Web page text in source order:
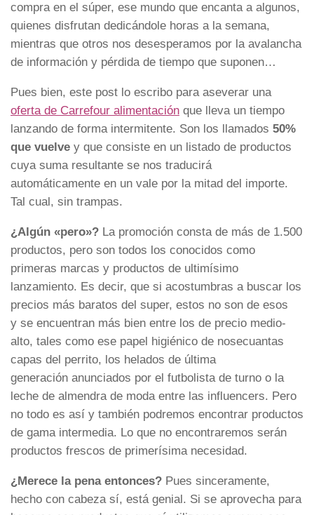
compra en el súper, ese mundo que encanta a algunos,
quienes disfrutan dedicándole horas a la semana,
mientras que otros nos desesperamos por la avalancha
de información y pérdida de tiempo que suponen…
Pues bien, este post lo escribo para aseverar una
oferta de Carrefour alimentación que lleva un tiempo
lanzando de forma intermitente. Son los llamados 50%
que vuelve y que consiste en un listado de productos
cuya suma resultante se nos traducirá
automáticamente en un vale por la mitad del importe.
Tal cual, sin trampas.
¿Algún «pero»? La promoción consta de más de 1.500
productos, pero son todos los conocidos como
primeras marcas y productos de ultimísimo
lanzamiento. Es decir, que si acostumbras a buscar los
precios más baratos del super, estos no son de esos
y se encuentran más bien entre los de precio medio-
alto, tales como ese papel higiénico de nosecuantas
capas del perrito, los helados de última
generación anunciados por el futbolista de turno o la
leche de almendra de moda entre las influencers. Pero
no todo es así y también podremos encontrar productos
de gama intermedia. Lo que no encontraremos serán
productos frescos de primerísima necesidad.
¿Merece la pena entonces? Pues sinceramente,
hecho con cabeza sí, está genial. Si se aprovecha para